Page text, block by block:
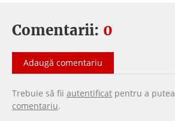
Comentarii: 0
Adaugă comentariu
Trebuie să fii autentificat pentru a putea
comentariu.